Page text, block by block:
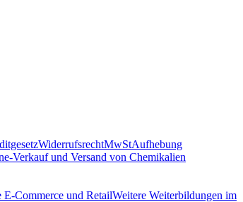
WiderrufsrechtMwStAufhebung
Verkauf und Versand von Chemikalien
E-Commerce und RetailWeitere Weiterbildungen im